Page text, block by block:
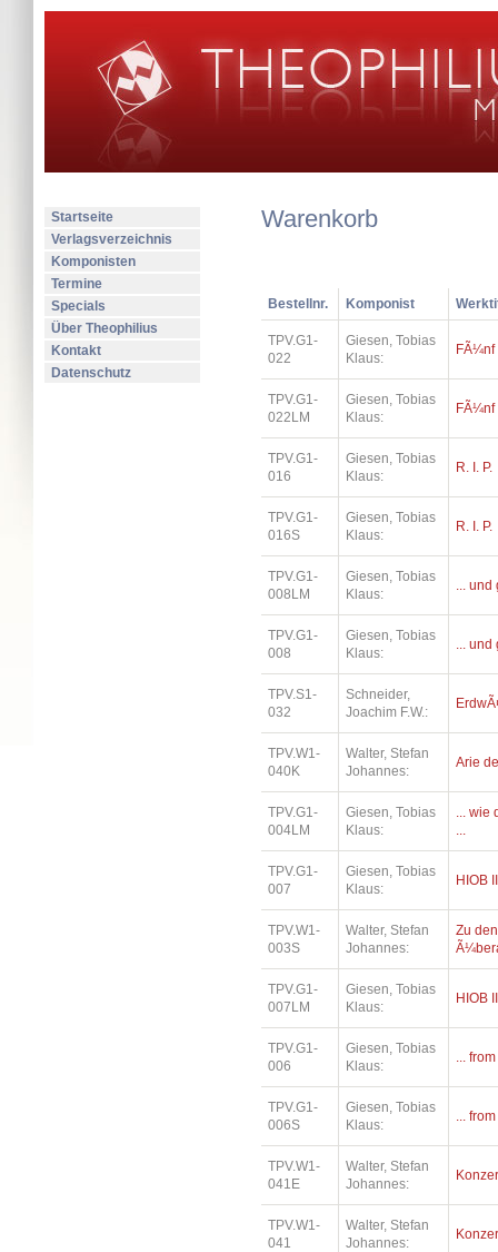
Startseite
Verlagsverzeichnis
Komponisten
Termine
Specials
Über Theophilius
Kontakt
Datenschutz
Warenkorb
Bestellnr. Komponist
TPV.G1-
022
Giesen, Tobias
Klaus:
FÃ¼nf
TPV.G1-
022LM
Giesen, Tobias
Klaus:
FÃ¼nf
TPV.G1-
016
Giesen, Tobias
Klaus:
R. I. P.
TPV.G1-
016S
Giesen, Tobias
Klaus:
R. I. P.
TPV.G1-
008LM
Giesen, Tobias
Klaus:
...
TPV.G1-
008
Giesen, Tobias
Klaus:
...
TPV.S1-
032
Schneider,
Joachim F.W.:
TPV.W1-
040K
Walter, Stefan
Johannes:
Arie
TPV.G1-
004LM
Giesen, Tobias
Klaus:
... wie
...
TPV.G1-
007
Giesen, Tobias
Klaus:
HIOB II
TPV.W1-
003S
Walter, Stefan
Johannes:
Zu
TPV.G1-
007LM
Giesen, Tobias
Klaus:
HIOB II
TPV.G1-
006
Giesen, Tobias
Klaus:
...
TPV.G1-
006S
Giesen, Tobias
Klaus:
...
TPV.W1-
041E
Walter, Stefan
Johannes:
TPV.W1-
041
Walter, Stefan
Johannes: